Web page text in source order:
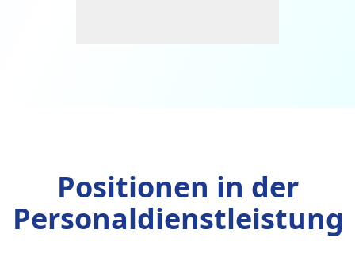
Positionen in der
Personaldienstleistung